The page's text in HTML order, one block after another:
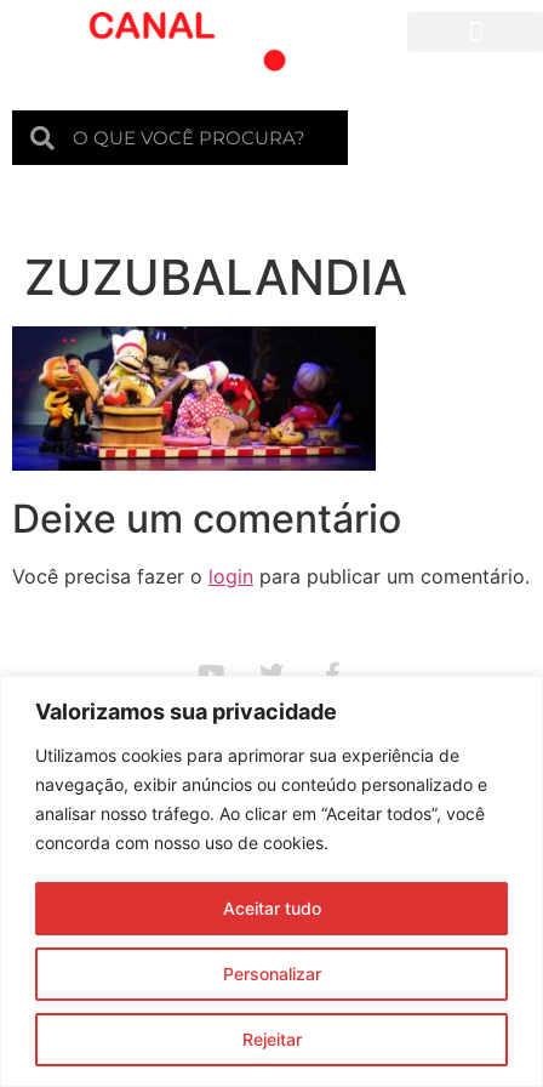
Valorizamos sua privacidade
Utilizamos cookies para aprimorar sua experiência de
navegação, exibir anúncios ou conteúdo personalizado e
analisar nosso tráfego. Ao clicar em “Aceitar todos”, você
concorda com nosso uso de cookies.
Personalizar
Rejeitar
Aceitar tudo
ZUZUBALANDIA
Deixe um comentário
Você precisa fazer o login para publicar um comentário.
Assine nossa newsletter
Enviar
Política de Privacidade e Termos de Uso